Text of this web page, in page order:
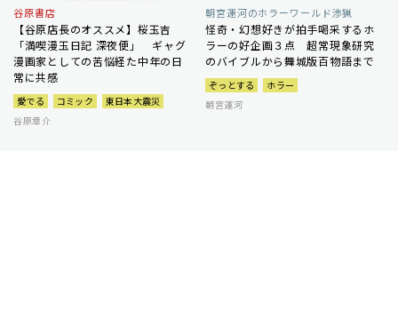
谷原書店
【谷原店長のオススメ】桜玉吉
「満喫漫玉日記 深夜便」 ギャグ
漫画家としての苦悩経た中年の日
常に共感
愛でる コミック
東日本大震災
谷原章介
朝宮運河のホラーワールド渉猟
怪奇・幻想好きが拍手喝采するホ
ラーの好企画３点 超常現象研究
のバイブルから舞城版百物語まで
ぞっとする
ホラー
朝宮運河